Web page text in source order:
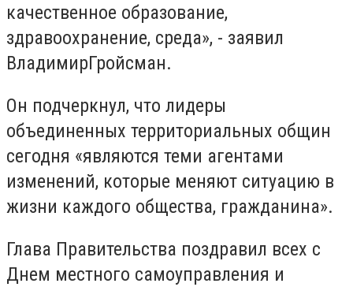
качественное образование,
здравоохранение, среда», - заявил
ВладимирГройсман.
Он подчеркнул, что лидеры
объединенных территориальных общин
сегодня «являются теми агентами
изменений, которые меняют ситуацию в
жизни каждого общества, гражданина».
Глава Правительства поздравил всех с
Днем местного самоуправления и